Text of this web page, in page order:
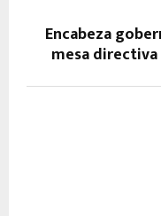
Encabeza
mesa